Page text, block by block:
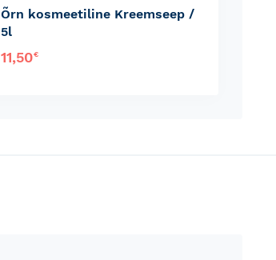
Õrn kosmeetiline Kreemseep /
5l
11,50€